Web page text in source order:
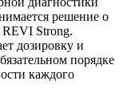
решение о
REVI Strong.
дозировку и
порядке
каждого